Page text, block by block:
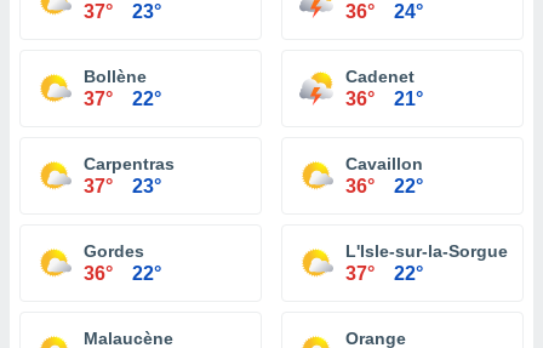
37° 23° 36° 24°
Bollène
37° 22°
Cadenet
36° 21°
Carpentras
37° 23°
Cavaillon
36° 22°
Gordes
36° 22°
L'Isle-sur-la-Sorgue
37° 22°
Malaucène Orange